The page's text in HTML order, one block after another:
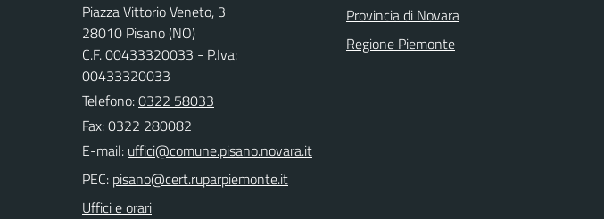
Piazza Vittorio Veneto, 3
28010 Pisano (NO)
C.F. 00433320033 - P.Iva:
00433320033
Telefono:0322 58033
Fax: 0322 280082
E-mail:
PEC:
Uffici e orari
Provincia di Novara
Regione Piemonte